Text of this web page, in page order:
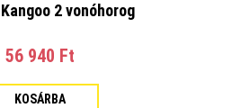
2 vonóhorog
56 940 Ft‎
KOSÁRBA